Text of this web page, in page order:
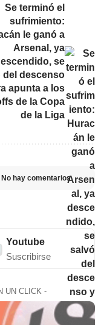
Se terminó el
sufrimiento:
le ganó a
Arsenal, ya
se
del descenso
apunta a los
de la Copa
de la Liga
No hay comentarios
Youtube
Suscribirse
UN CLICK -